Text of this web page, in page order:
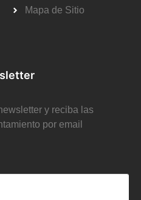
Mapa de Sitio
y reciba las
por email